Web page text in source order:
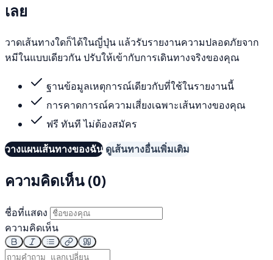
เลย
วาดเส้นทางใดก็ได้ในญี่ปุ่น แล้วรับรายงานความปลอดภัยจาก
หมีในแบบเดียวกัน ปรับให้เข้ากับการเดินทางจริงของคุณ
ฐานข้อมูลเหตุการณ์เดียวกับที่ใช้ในรายงานนี้
การคาดการณ์ความเสี่ยงเฉพาะเส้นทางของคุณ
ฟรี ทันที ไม่ต้องสมัคร
วางแผนเส้นทางของฉัน ดูเส้นทางอื่นเพิ่มเติม
ความคิดเห็น (0)
ชื่อที่แสดง
ความคิดเห็น